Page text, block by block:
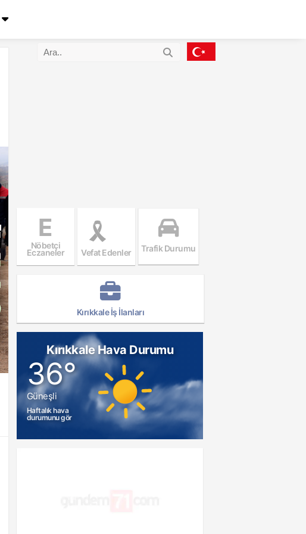
E
Nöbetçi
Eczaneler Vefat Edenler Trafik Durumu
Kırıkkale İş İlanları
Kırıkkale Hava Durumu
36°
Güneşli
Haftalık hava
durumunu gör